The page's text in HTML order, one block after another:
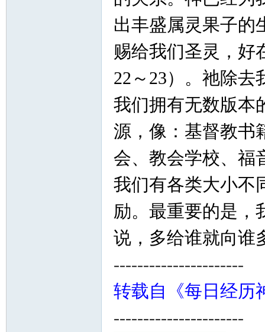
出丰盛属灵果子的
赐给我们圣灵，好
22～23）。祂除
我们拥有无数版本
源，像：基督教书
会、教会学校、福
我们有各类大小不
励。最重要的是，
说，多给谁就向谁
----------------------
转载自《每日经历
----------------------